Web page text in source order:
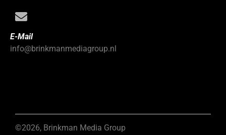
E-Mail
info@brinkmanmediagroup.nl
©2026, Brinkman Media Group